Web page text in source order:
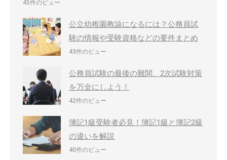
45件のビュー
公立幼稚園教諭になるには？公務員試
験の情報や受験資格などの要件まとめ
43件のビュー
公務員試験の最後の難関、2次試験対策
を万全にしよう！
42件のビュー
簿記1級受験者必見！簿記1級と簿記2級
の違いを解説
40件のビュー